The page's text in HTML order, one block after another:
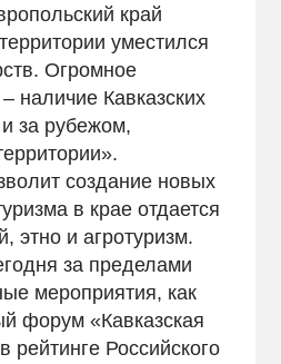
край
уместился
Огромное
наличие Кавказских
за рубежом,
создание новых
в крае отдается
этно и агротуризм.
за пределами
мероприятия, как
форум «Кавказская
Российского